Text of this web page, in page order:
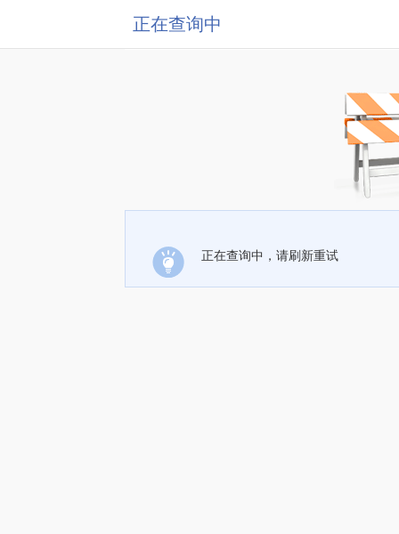
正在查询中
正在查询中，请刷新重试